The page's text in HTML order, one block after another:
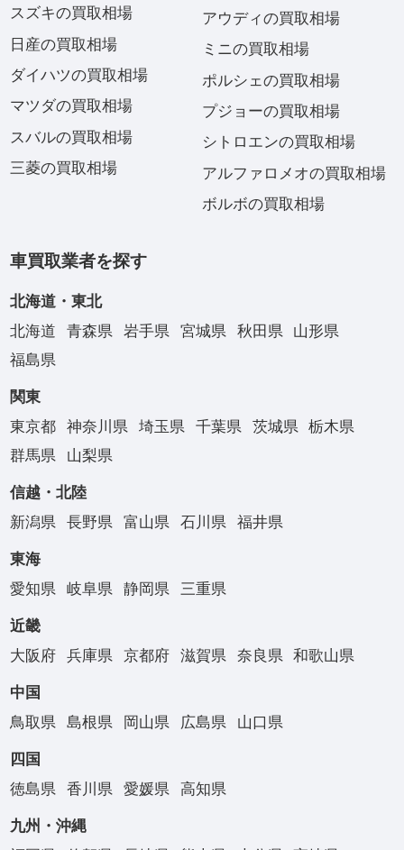
スズキの買取相場
日産の買取相場
ダイハツの買取相場
マツダの買取相場
スバルの買取相場
三菱の買取相場
アウディの買取相場
ミニの買取相場
ポルシェの買取相場
プジョーの買取相場
シトロエンの買取相場
アルファロメオの買取相場
ボルボの買取相場
車買取業者を探す
北海道・東北
北海道
青森県 岩手県 宮城県 秋田県
山形県
福島県
関東
東京都
神奈川県 埼玉県 千葉県 茨城県
栃木県
群馬県
山梨県
信越・北陸
新潟県
長野県 富山県 石川県 福井県
東海
愛知県
岐阜県 静岡県 三重県
近畿
大阪府
兵庫県 京都府 滋賀県 奈良県 和歌山県
中国
鳥取県
島根県 岡山県 広島県 山口県
四国
徳島県
香川県 愛媛県 高知県
九州・沖縄